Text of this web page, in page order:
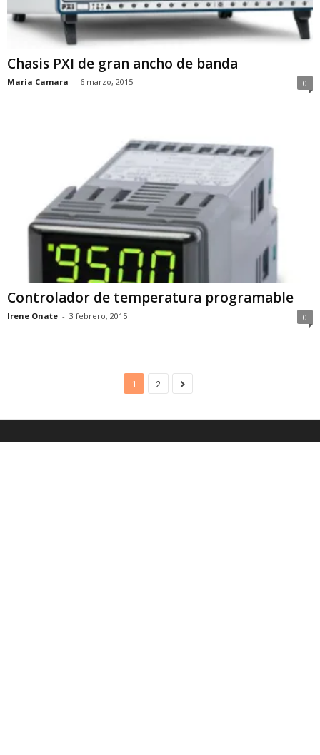
Chasis PXI de gran ancho de banda
Maria Camara - 6 marzo, 2015 0
Controlador de temperatura programable
Irene Onate - 3 febrero, 2015 0
1 2